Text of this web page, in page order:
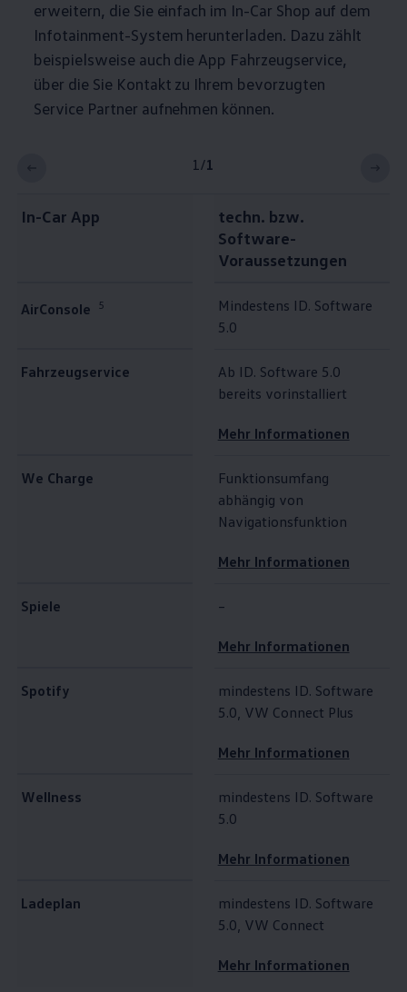
erweitern, die Sie einfach im In-Car Shop auf dem
Infotainment-System herunterladen. Dazu zählt
beispielsweise auch die App Fahrzeugservice,
über die Sie Kontakt zu Ihrem bevorzugten
Service Partner aufnehmen können.
1/1
In-Car App
techn. bzw.
Software-
Voraussetzungen
AirConsole 5
Mindestens ID. Software
5.0
Fahrzeugservice
Ab ID. Software 5.0
bereits vorinstalliert
Mehr Informationen
We Charge
Funktionsumfang
abhängig von
Navigationsfunktion
Mehr Informationen
Spiele –
Mehr Informationen
Spotify
mindestens ID. Software
5.0, VW Connect Plus
Mehr Informationen
Wellness
mindestens ID. Software
5.0
Mehr Informationen
Ladeplan
mindestens ID. Software
5.0, VW Connect
Mehr Informationen